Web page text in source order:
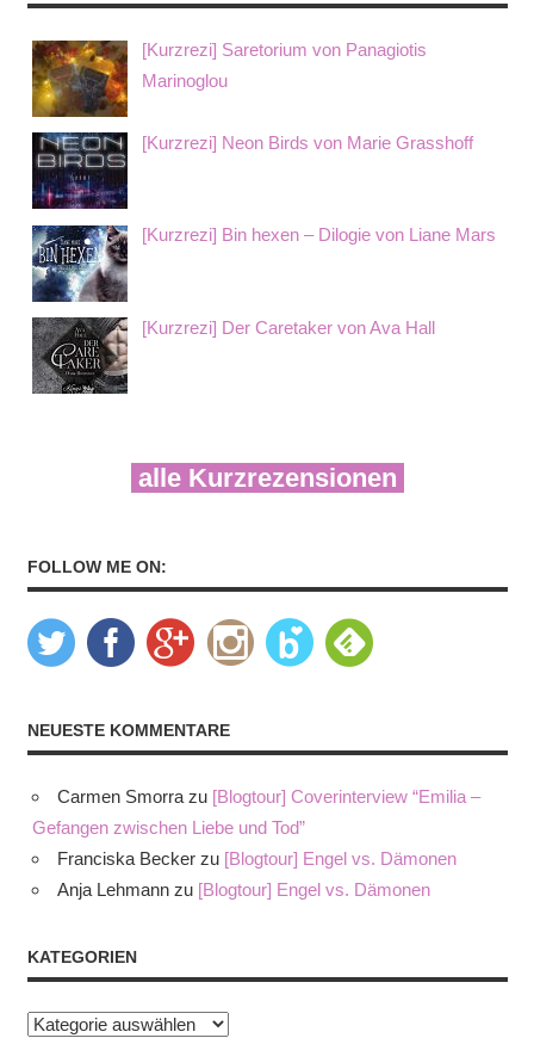
[Kurzrezi] Saretorium von Panagiotis
Marinoglou
[Kurzrezi] Neon Birds von Marie Grasshoff
[Kurzrezi] Bin hexen – Dilogie von Liane Mars
[Kurzrezi] Der Caretaker von Ava Hall
alle Kurzrezensionen
FOLLOW ME ON:
NEUESTE KOMMENTARE
Carmen Smorra zu [Blogtour] Coverinterview “Emilia –
Gefangen zwischen Liebe und Tod”
Franciska Becker zu [Blogtour] Engel vs. Dämonen
Anja Lehmann zu [Blogtour] Engel vs. Dämonen
KATEGORIEN
Kategorien